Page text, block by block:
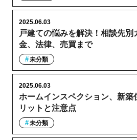
戸建ての悩みを解決！相談先別
金、法律、売買まで
2025.06.03
未分類
ホームインスペクション、新築
リットと注意点
2025.06.03
未分類